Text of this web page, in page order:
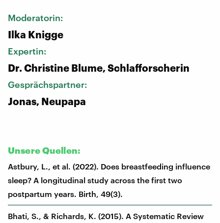
Moderatorin:
Ilka Knigge
Expertin:
Dr. Christine Blume, Schlafforscherin
Gesprächspartner:
Jonas, Neupapa
Unsere Quellen:
Astbury, L., et al. (2022). Does breastfeeding influence
sleep? A longitudinal study across the first two
postpartum years. Birth, 49(3).
Bhati, S., & Richards, K. (2015). A Systematic Review